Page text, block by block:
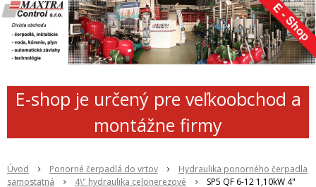
E-shop je určený pre veľkoobchod a
montážne firmy
Úvod Ponorné čerpadlá do vrtov
Hydraulika ponorného čerpadla
samostatná
4\" hydraulika celonerezové
SP5 QF 6-12 1,10kW 4"